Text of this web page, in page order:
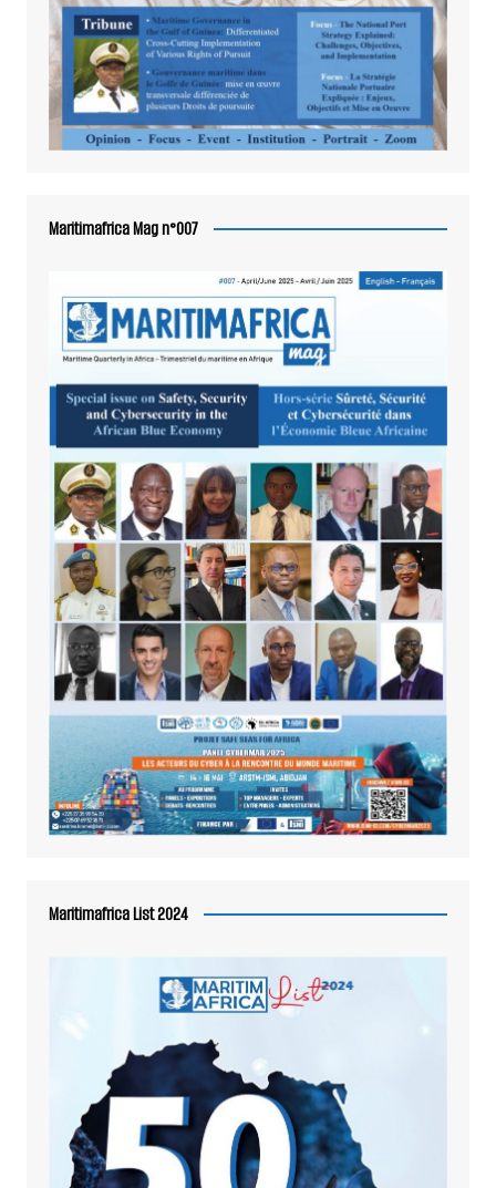
Maritimafrica Mag n°007
Maritimafrica List 2024